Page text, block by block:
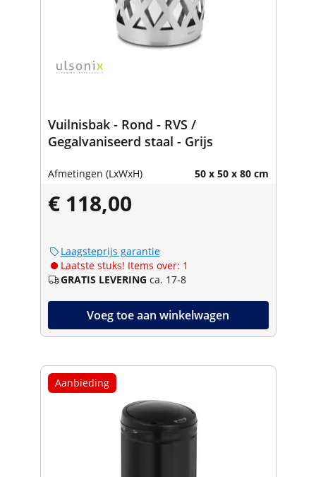
Vuilnisbak - Rond - RVS /
Gegalvaniseerd staal - Grijs
Afmetingen (LxWxH) 50 x 50 x 80 cm
€ 118,00
Laagsteprijs garantie
Laatste stuks! Items over: 1
GRATIS LEVERING ca. 17-8
Voeg toe aan winkelwagen
Aanbieding